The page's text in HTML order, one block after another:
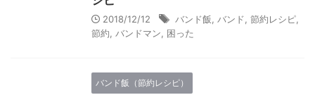
2018/12/12 バンド飯 バンド 節約レシピ
節約
バンドマン 困った
バンド飯（節約レシピ）